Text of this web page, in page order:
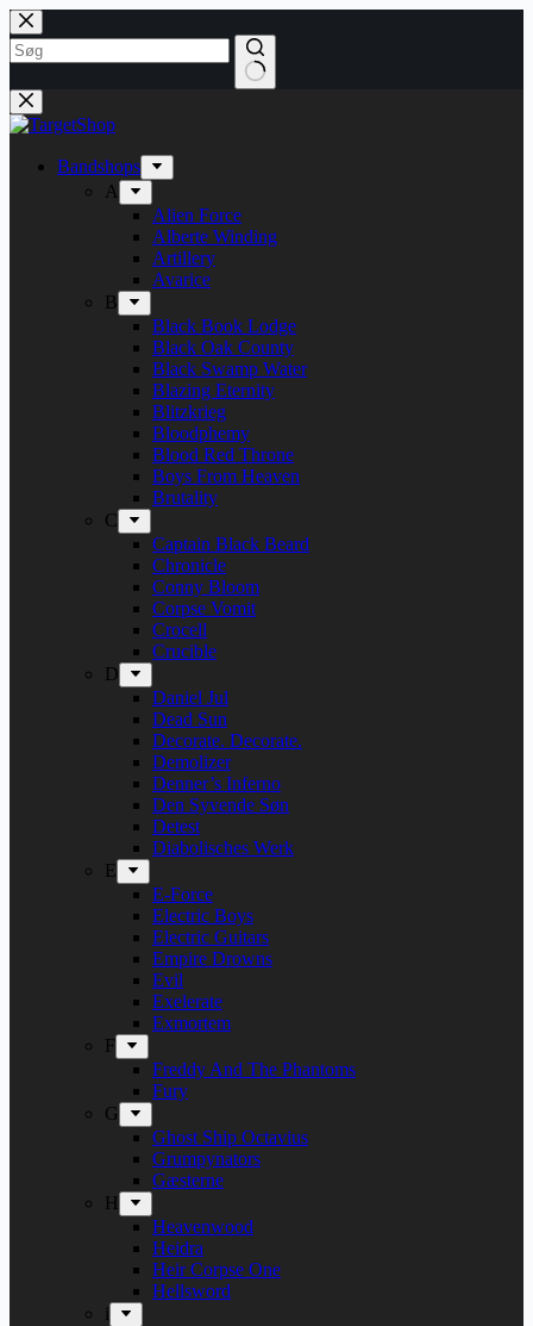
Fortsæt
til
indhold
Bandshops
A
Alien Force
Alberte Winding
Artillery
Avarice
B
Black Book Lodge
Black Oak County
Black Swamp Water
Blazing Eternity
Blitzkrieg
Bloodphemy
Blood Red Throne
Boys From Heaven
Brutality
C
Captain Black Beard
Chronicle
Conny Bloom
Corpse Vomit
Crocell
Crucible
D
Daniel Jul
Dead Sun
Decorate. Decorate.
Demolizer
Denner’s Inferno
Den Syvende Søn
Detest
Diabolisches Werk
E
E-Force
Electric Boys
Electric Guitars
Empire Drowns
Evil
Exelerate
Exmortem
F
Freddy And The Phantoms
Fury
G
Ghost Ship Octavius
Grumpynators
Gæsterne
H
Heavenwood
Heidra
Heir Corpse One
Hellsword
i